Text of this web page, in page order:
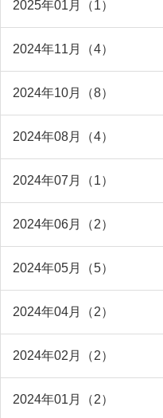
2025年01月（1）
2024年11月（4）
2024年10月（8）
2024年08月（4）
2024年07月（1）
2024年06月（2）
2024年05月（5）
2024年04月（2）
2024年02月（2）
2024年01月（2）